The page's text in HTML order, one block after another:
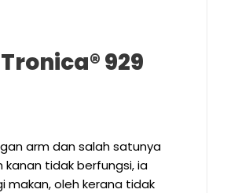
929
arm dan salah satunya
tidak berfungsi, ia
makan, oleh kerana tidak